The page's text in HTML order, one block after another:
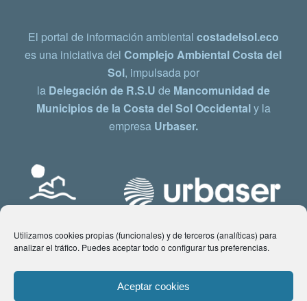
Utilizamos cookies propias (funcionales) y de terceros (analíticas) para
analizar el tráfico. Puedes aceptar todo o configurar tus preferencias.
Aceptar cookies
El portal de información ambiental costadelsol.eco
es una iniciativa delComplejo Ambiental Costa del
Sol, impulsada por
la Delegación de R.S.U de Mancomunidad de
Municipios de la Costa del Sol Occidentaly la
empresa Urbaser.